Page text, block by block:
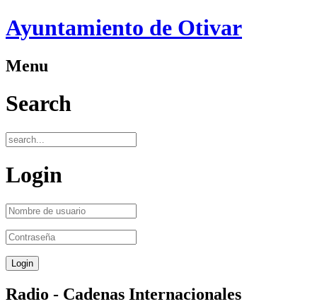
Ayuntamiento de Otivar
Menu
Search
Login
Radio - Cadenas Internacionales